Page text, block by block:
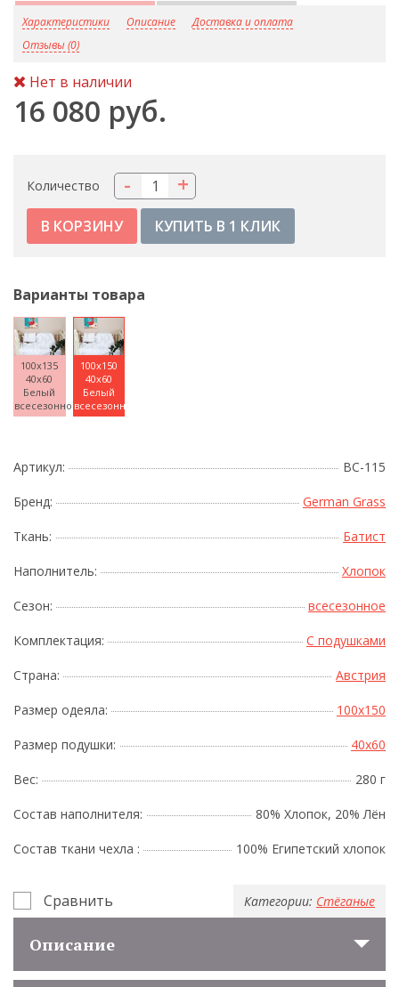
Характеристики Описание
Доставка и оплата
Отзывы (0)
Нет в наличии
16 080 руб.
Количество +
-
КУПИТЬ В 1 КЛИК
Варианты товара
100x135
40x60
Белый
всесезонное
100x150
40x60
Белый
всесезонное
Артикул: BC-115
Бренд: German Grass
Ткань: Батист
Наполнитель: Хлопок
Сезон: всесезонное
Комплектация: С подушками
Страна: Австрия
Размер одеяла: 100x150
Размер подушки: 40x60
Вес: 280 г
Состав наполнителя: 80% Хлопок, 20% Лён
Состав ткани чехла : 100% Египетский хлопок
Сравнить Категории: Стёганые
Описание